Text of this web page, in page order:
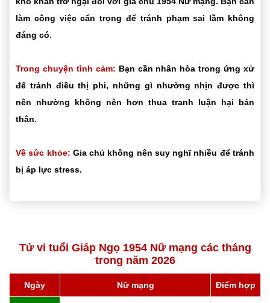
làm công việc cẩn trọng để tránh phạm sai lầm không
đáng có.
Trong chuyện tình cảm: Bạn cần nhân hòa trong ứng xử
để tránh điều thị phi, những gì nhường nhịn được thì
nên nhường không nên hơn thua tranh luận hại bản
thân.
Về sức khỏe: Gia chủ không nên suy nghĩ nhiều để tránh
bị áp lực stress.
Tử vi tuổi Giáp Ngọ 1954 Nữ mạng các tháng
trong năm 2026
Ngày Nữ mạng Điểm hợp